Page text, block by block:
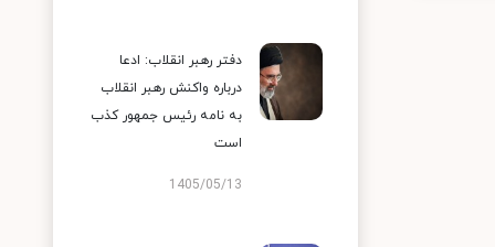
دفتر رهبر انقلاب: ادعا
درباره واکنش رهبر انقلاب
به نامه رئیس جمهور کذب
است
1405/05/13